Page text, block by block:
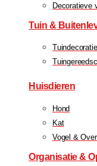
Decoratieve
Tuin &
Tuindecoratie
Huisdieren
Hond
Kat
Vogel &
Organisatie &